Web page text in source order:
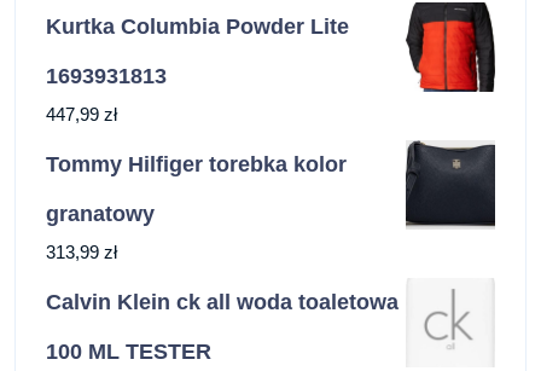
Kurtka Columbia Powder Lite
1693931813
447,99 zł
Tommy Hilfiger torebka kolor
granatowy
313,99 zł
Calvin Klein ck all woda toaletowa
100 ML TESTER